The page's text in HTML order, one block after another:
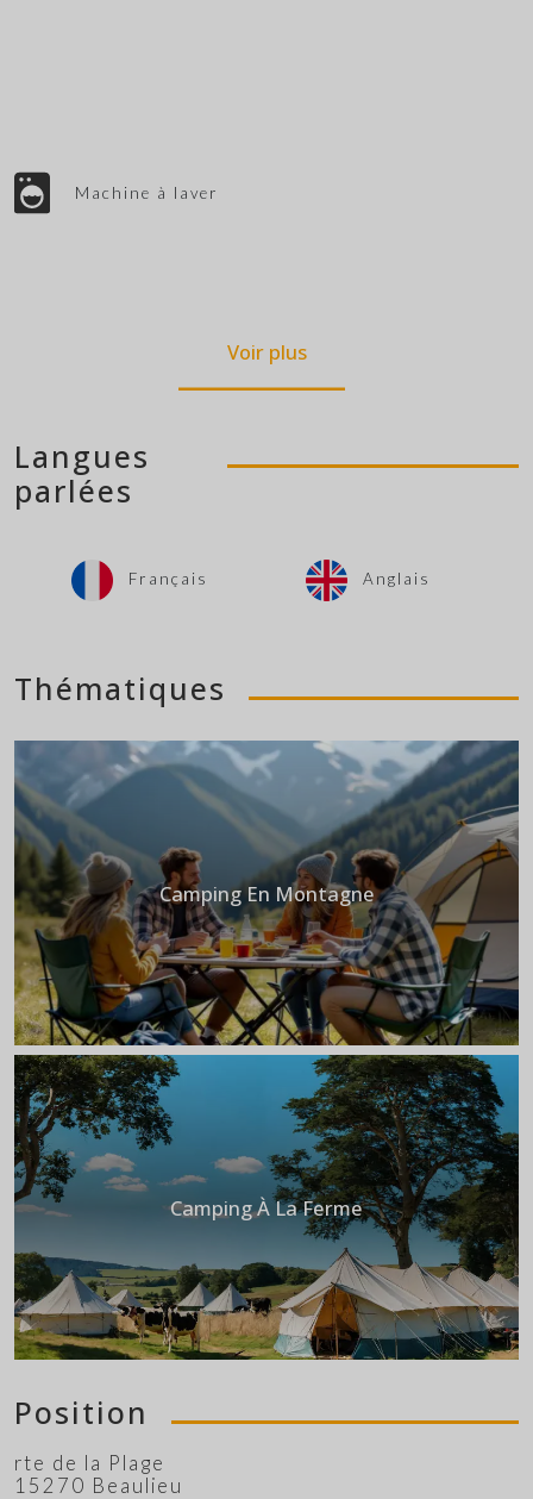
Machine à laver
Voir plus
Langues
parlées
Français Anglais
Thématiques
Camping En Montagne
Camping À La Ferme
Position
rte de la Plage
15270 Beaulieu